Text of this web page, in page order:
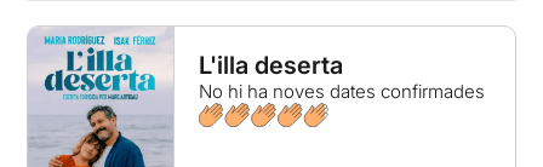
L'illa deserta
No hi ha noves dates confirmades